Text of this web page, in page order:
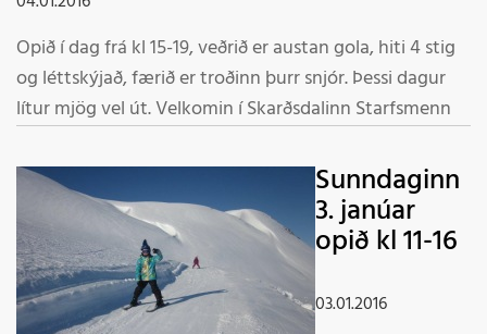
Opið í dag frá kl 15-19, veðrið er austan gola, hiti 4 stig
og léttskýjað, færið er troðinn þurr snjór. Þessi dagur
lítur mjög vel út. Velkomin í Skarðsdalinn Starfsmenn
Sunndaginn
3. janúar
opið kl 11-16
03.01.2016